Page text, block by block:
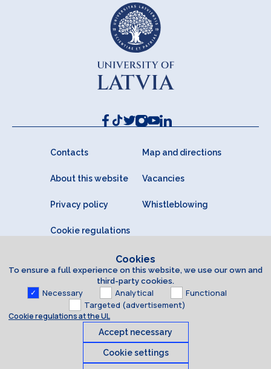
Contacts Map and directions
About this website Vacancies
Privacy policy Whistleblowing
Cookie regulations
Cookies
To ensure a full experience on this website, we use our own and
third-party cookies.
Necessary Analytical
Functional
Targeted (advertisement)
Cookie regulations at the UL
Accept necessary
Cookie settings